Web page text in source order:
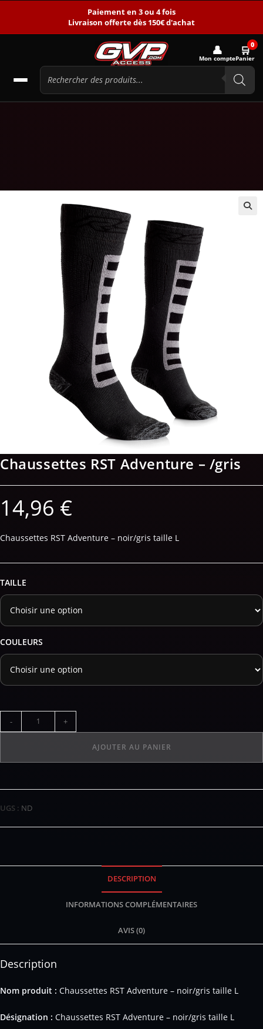
Paiement en 3 ou 4 fois
Livraison offerte dès 150€ d'achat
👤
Mon compte
🛒0
Panier
Chaussettes RST Adventure – /gris
14,96 €
Chaussettes RST Adventure – noir/gris taille L
TAILLE
COULEURS
- +
AJOUTER AU PANIER
UGS : ND
DESCRIPTION
INFORMATIONS COMPLÉMENTAIRES
AVIS (0)
Description
Nom produit : Chaussettes RST Adventure – noir/gris taille L
Désignation : Chaussettes RST Adventure – noir/gris taille L